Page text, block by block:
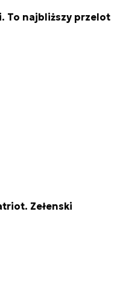
To najbliższy przelot
Zełenski